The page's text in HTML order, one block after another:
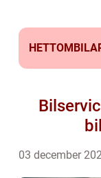
03 december